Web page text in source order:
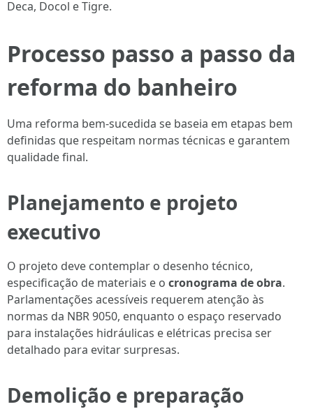
Deca, Docol e Tigre.
Processo passo a passo da
reforma do banheiro
Uma reforma bem-sucedida se baseia em etapas bem
definidas que respeitam normas técnicas e garantem
qualidade final.
Planejamento e projeto
executivo
O projeto deve contemplar o desenho técnico,
especificação de materiais e o cronograma de obra.
Parlamentações acessíveis requerem atenção às
normas da NBR 9050, enquanto o espaço reservado
para instalações hidráulicas e elétricas precisa ser
detalhado para evitar surpresas.
Demolição e preparação